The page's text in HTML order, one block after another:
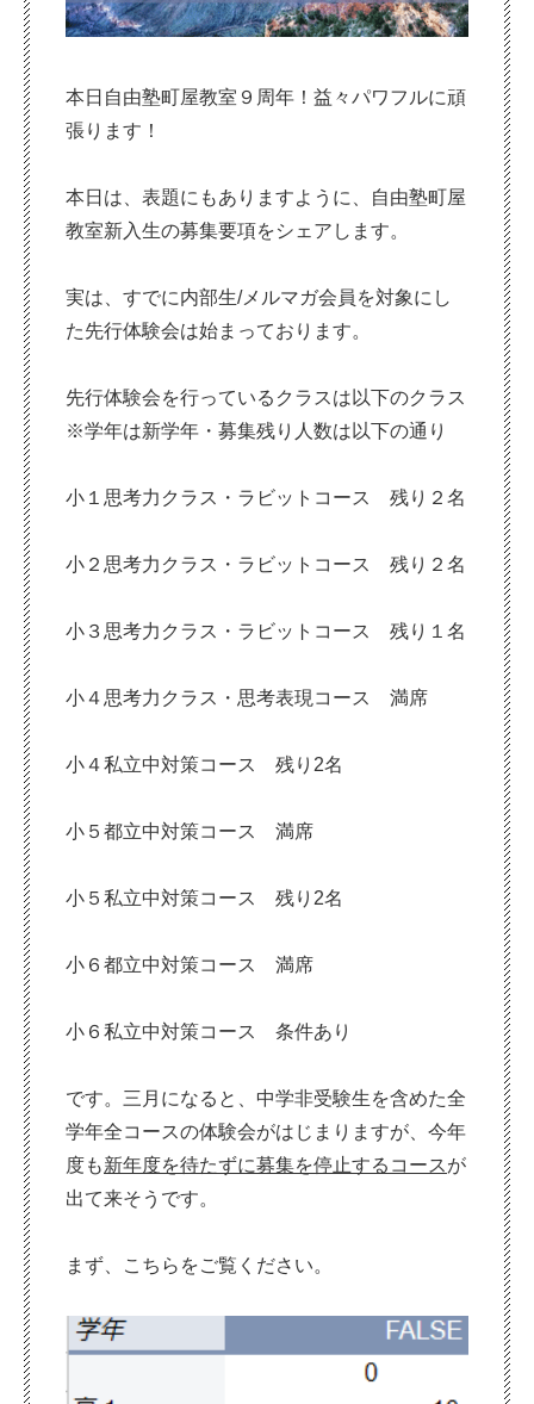
本日自由塾町屋教室９周年！益々パワフルに頑
張ります！
本日は、表題にもありますように、自由塾町屋
教室新入生の募集要項をシェアします。
実は、すでに内部生/メルマガ会員を対象にし
た先行体験会は始まっております。
先行体験会を行っているクラスは以下のクラス
※学年は新学年・募集残り人数は以下の通り
小１思考力クラス・ラビットコース 残り２名
小２思考力クラス・ラビットコース 残り２名
小３思考力クラス・ラビットコース 残り１名
小４思考力クラス・思考表現コース 満席
小４私立中対策コース 残り2名
小５都立中対策コース 満席
小５私立中対策コース 残り2名
小６都立中対策コース 満席
小６私立中対策コース 条件あり
です。三月になると、中学非受験生を含めた全
学年全コースの体験会がはじまりますが、今年
度も新年度を待たずに募集を停止するコースが
出て来そうです。
まず、こちらをご覧ください。